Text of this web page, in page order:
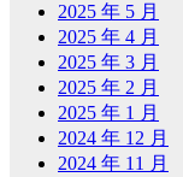
2025 年 5 月
2025 年 4 月
2025 年 3 月
2025 年 2 月
2025 年 1 月
2024 年 12 月
2024 年 11 月